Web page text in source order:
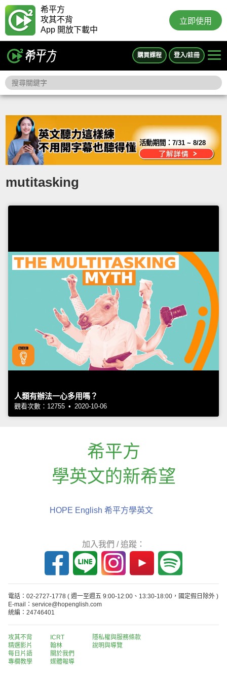
希平方
攻其不背
App 開放下載中
立即使用
購買課程 登入/註冊
活動期間：7/31 ~ 8/28
mutitasking
人類有辦法一心多用嗎？
觀看次數：12755 • 2020-10-06
希平方
學英文的新希望
HOPE English 希平方學英文
加入我們 / 追蹤：
電話：02-2727-1778 ( 週一至週五 9:00-12:00、13:30-18:00，國定假日除外 )
E-mail：service@hopenglish.com
統編：24746401
攻其不背
精選影片
每日片語
專欄教學
ICRT
翰林
關於我們
媒體報導
隱私權與服務條款
說明與導覽